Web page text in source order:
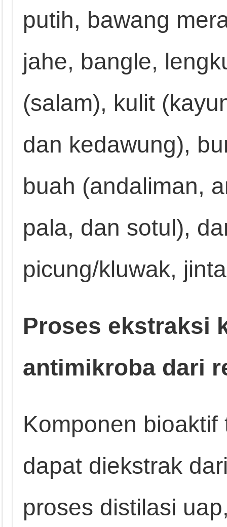
putih, bawang
jahe, bangle,
(salam), kulit
dan kedawung),
buah (andaliman,
pala, dan sotul),
picung/kluwak,
Proses ekstraksi
antimikroba dari
Komponen
dapat diekstrak
proses distilasi